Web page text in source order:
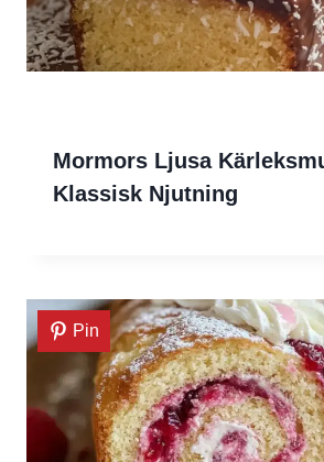
Mormors Ljusa
Klassisk Njutning
Pin